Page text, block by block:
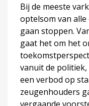
Bij de meeste
optelsom van
gaan stoppen.
gaat het om het
vanuit de
een verbod op
zeugenhouders